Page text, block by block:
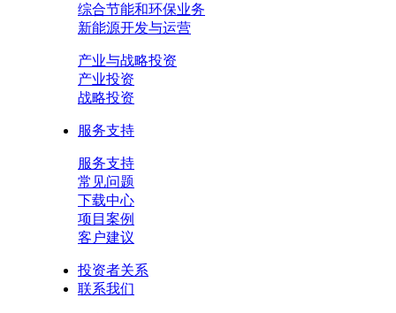
综合节能和环保业务
新能源开发与运营
产业与战略投资
产业投资
战略投资
服务支持
服务支持
常见问题
下载中心
项目案例
客户建议
投资者关系
联系我们